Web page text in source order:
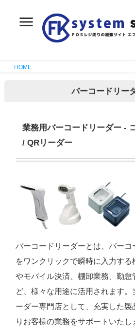
HOME
バーコードリー
業務用バーコードリーダー -
/ QRリーダー
バーコードリーダーとは、バーコ
をワンクリックで瞬時に入力す
やモバイル決済、棚卸業務、勤怠
ど、様々な用途に活用されます。
ーダー専門店として、充実した製
りお客様の業務をサポートいたし